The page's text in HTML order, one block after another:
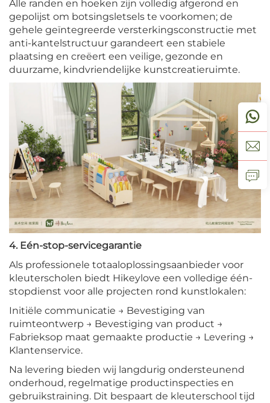
Alle randen en hoeken zijn volledig afgerond en
gepolijst om botsingsletsels te voorkomen; de
gehele geïntegreerde versterkingsconstructie met
anti-kantelstructuur garandeert een stabiele
plaatsing en creëert een veilige, gezonde en
duurzame, kindvriendelijke kunstcreatieruimte.
4. Eén-stop-servicegarantie
Als professionele totaaloplossingsaanbieder voor
kleuterscholen biedt Hikeylove een volledige één-
stopdienst voor alle projecten rond kunstlokalen:
Initiële communicatie → Bevestiging van
ruimteontwerp → Bevestiging van product →
Fabrieksop maat gemaakte productie → Levering →
Klantenservice.
Na levering bieden wij langdurig ondersteunend
onderhoud, regelmatige productinspecties en
gebruikstraining. Dit bespaart de kleuterschool tijd